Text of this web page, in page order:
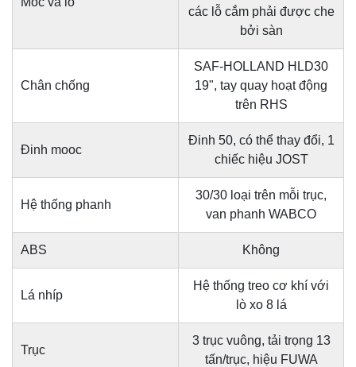
các lỗ cắm phải được che
bởi sàn
Chân chống
SAF-HOLLAND HLD30
19", tay quay hoạt động
trên RHS
Đinh mooc
Đinh 50, có thể thay đổi, 1
chiếc hiệu JOST
Hệ thống phanh
30/30 loại trên mỗi trục,
van phanh WABCO
ABS Không
Lá nhíp
Hệ thống treo cơ khí với
lò xo 8 lá
Trục
3 trục vuông, tải trọng 13
tấn/trục, hiệu FUWA